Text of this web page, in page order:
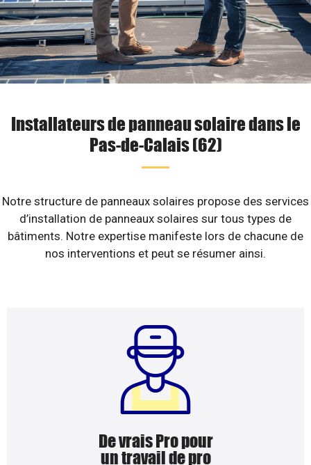
Installateurs de panneau solaire dans le
Pas-de-Calais (62)
Notre structure de panneaux solaires propose des services
d’installation de panneaux solaires sur tous types de
bâtiments. Notre expertise manifeste lors de chacune de
nos interventions et peut se résumer ainsi.
De vrais Pro pour
un travail de pro